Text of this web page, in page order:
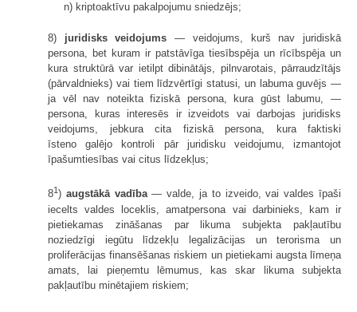
n) kriptoaktīvu pakalpojumu sniedzējs;
8) juridisks veidojums — veidojums, kurš nav juridiskā
persona, bet kuram ir patstāvīga tiesībspēja un rīcībspēja un
kura struktūrā var ietilpt dibinātājs, pilnvarotais, pārraudzītājs
(pārvaldnieks) vai tiem līdzvērtīgi statusi, un labuma guvējs —
ja vēl nav noteikta fiziskā persona, kura gūst labumu, —
persona, kuras interesēs ir izveidots vai darbojas juridisks
veidojums, jebkura cita fiziskā persona, kura faktiski
īsteno galējo kontroli pār juridisku veidojumu, izmantojot
īpašumtiesības vai citus līdzekļus;
81) augstākā vadība— valde, ja to izveido, vai valdes īpaši
iecelts valdes loceklis, amatpersona vai darbinieks, kam ir
pietiekamas zināšanas par likuma subjekta pakļautību
noziedzīgi iegūtu līdzekļu legalizācijas un terorisma un
proliferācijas finansēšanas riskiem un pietiekami augsta līmeņa
amats, lai pieņemtu lēmumus, kas skar likuma subjekta
pakļautību minētajiem riskiem;